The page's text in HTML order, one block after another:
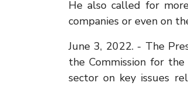
He also called for
companies or even on
June 3, 2022. - The
the Commission for
sector on key issues